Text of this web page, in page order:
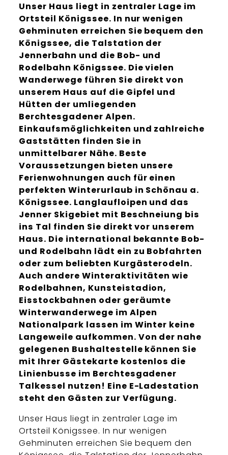
Unser Haus liegt in zentraler Lage im
Ortsteil Königssee. In nur wenigen
Gehminuten erreichen Sie bequem den
Königssee, die Talstation der
Jennerbahn und die Bob- und
Rodelbahn Königssee. Die vielen
Wanderwege führen Sie direkt von
unserem Haus auf die Gipfel und
Hütten der umliegenden
Berchtesgadener Alpen.
Einkaufsmöglichkeiten und zahlreiche
Gaststätten finden Sie in
unmittelbarer Nähe. Beste
Voraussetzungen bieten unsere
Ferienwohnungen auch für einen
perfekten Winterurlaub in Schönau a.
Königssee. Langlaufloipen und das
Jenner Skigebiet mit Beschneiung bis
ins Tal finden Sie direkt vor unserem
Haus. Die international bekannte Bob-
und Rodelbahn lädt ein zu Bobfahrten
oder zum beliebten Kurgästerodeln.
Auch andere Winteraktivitäten wie
Rodelbahnen, Kunsteistadion,
Eisstockbahnen oder geräumte
Winterwanderwege im Alpen
Nationalpark lassen im Winter keine
Langeweile aufkommen. Von der nahe
gelegenen Bushaltestelle können Sie
mit Ihrer Gästekarte kostenlos die
Linienbusse im Berchtesgadener
Talkessel nutzen! Eine E-Ladestation
steht den Gästen zur Verfügung.
Unser Haus liegt in zentraler Lage im
Ortsteil Königssee. In nur wenigen
Gehminuten erreichen Sie bequem den